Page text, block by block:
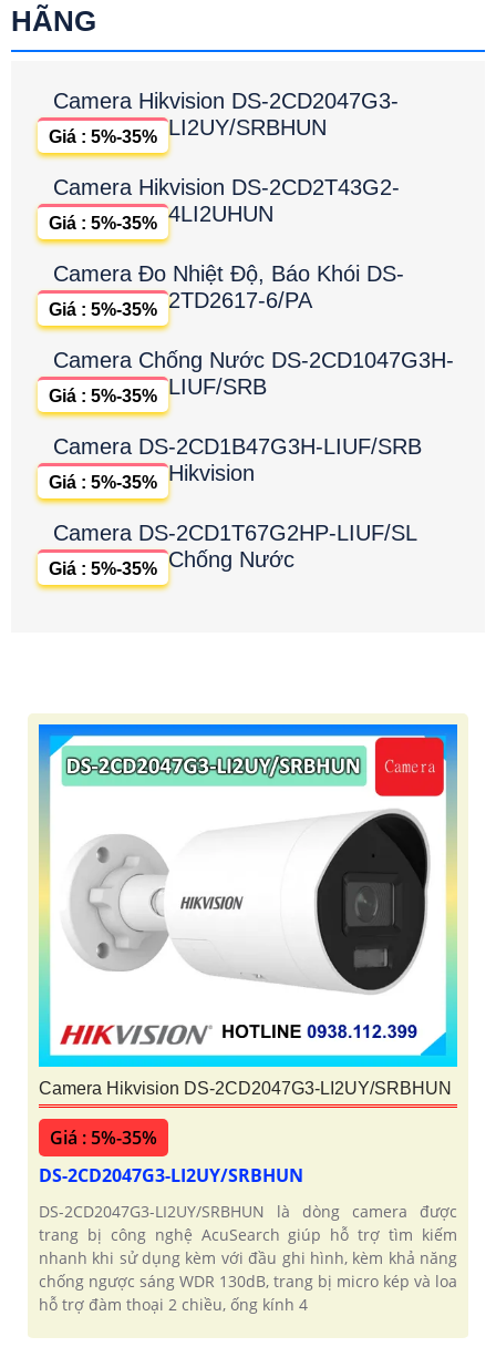
HÃNG
Camera Hikvision DS-2CD2047G3-
LI2UY/SRBHUN
Giá : 5%-35%
Camera Hikvision DS-2CD2T43G2-
4LI2UHUN
Giá : 5%-35%
Camera Đo Nhiệt Độ, Báo Khói DS-
2TD2617-6/PA
Giá : 5%-35%
Camera Chống Nước DS-2CD1047G3H-
LIUF/SRB
Giá : 5%-35%
Camera DS-2CD1B47G3H-LIUF/SRB
Hikvision
Giá : 5%-35%
Camera DS-2CD1T67G2HP-LIUF/SL
Chống Nước
Giá : 5%-35%
Camera Hikvision DS-2CD2047G3-LI2UY/SRBHUN
Giá : 5%-35%
DS-2CD2047G3-LI2UY/SRBHUN
DS-2CD2047G3-LI2UY/SRBHUN là dòng camera được
trang bị công nghệ AcuSearch giúp hỗ trợ tìm kiếm
nhanh khi sử dụng kèm với đầu ghi hình, kèm khả năng
chống ngược sáng WDR 130dB, trang bị micro kép và loa
hỗ trợ đàm thoại 2 chiều, ống kính 4